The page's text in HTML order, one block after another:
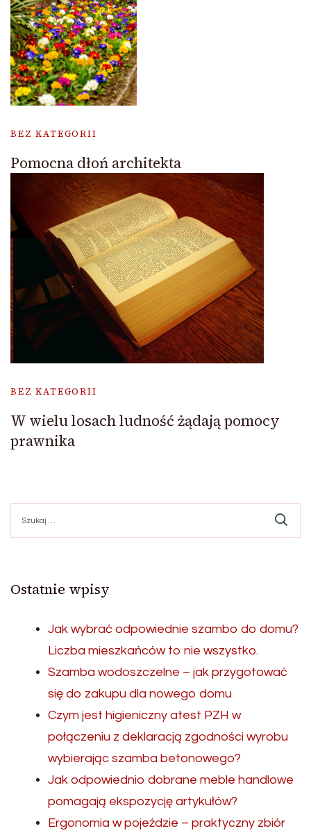
BEZ KATEGORII
Pomocna dłoń architekta
BEZ KATEGORII
W wielu losach ludność żądają pomocy
prawnika
Ostatnie wpisy
Jak wybrać odpowiednie szambo do domu?
Liczba mieszkańców to nie wszystko.
Szamba wodoszczelne – jak przygotować
się do zakupu dla nowego domu
Czym jest higieniczny atest PZH w
połączeniu z deklaracją zgodności wyrobu
wybierając szamba betonowego?
Jak odpowiednio dobrane meble handlowe
pomagają ekspozycję artykułów?
Ergonomia w pojeździe – praktyczny zbiór